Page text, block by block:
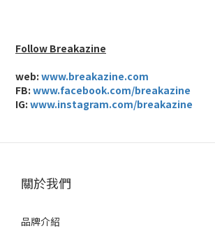
Follow Breakazine
web: www.breakazine.com
FB: www.facebook.com/breakazine
IG: www.instagram.com/breakazine
關於我們
品牌介紹